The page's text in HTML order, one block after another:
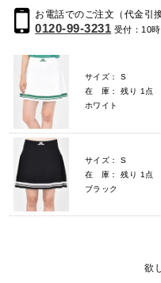
お電話でのご注文（代金引
0120-99-3231 受付：10
サイズ： S
在 庫： 残り 1点
ホワイト
サイズ： S
在 庫： 残り 1点
ブラック
欲